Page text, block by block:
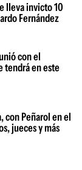
lleva invicto 10
Fernández
con el
tendrá en este
con Peñarol en el
jueces y más